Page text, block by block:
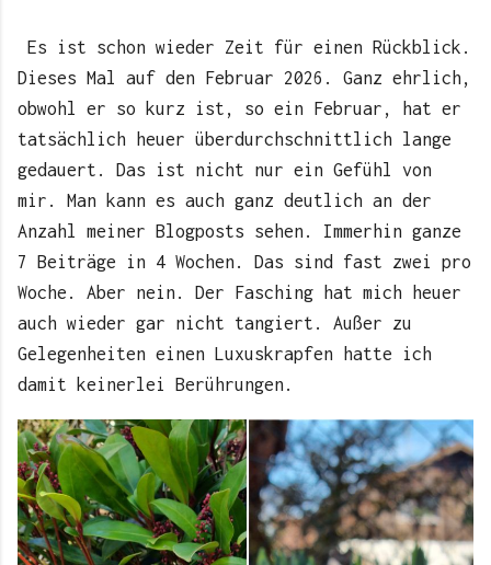
Es ist schon wieder Zeit für einen Rückblick.
Dieses Mal auf den Februar 2026. Ganz ehrlich,
obwohl er so kurz ist, so ein Februar, hat er
tatsächlich heuer überdurchschnittlich lange
gedauert. Das ist nicht nur ein Gefühl von
mir. Man kann es auch ganz deutlich an der
Anzahl meiner Blogposts sehen. Immerhin ganze
7 Beiträge in 4 Wochen. Das sind fast zwei pro
Woche. Aber nein. Der Fasching hat mich heuer
auch wieder gar nicht tangiert. Außer zu
Gelegenheiten einen Luxuskrapfen hatte ich
damit keinerlei Berührungen.